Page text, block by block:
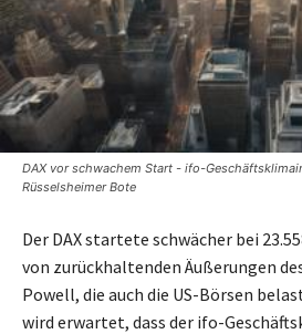
DAX vor schwachem Start - ifo-
Rüsselsheimer Bote
Der DAX startete schwächer bei
von zurückhaltenden Äußerungen
Powell, die auch die US-Börsen
wird erwartet, dass der ifo-